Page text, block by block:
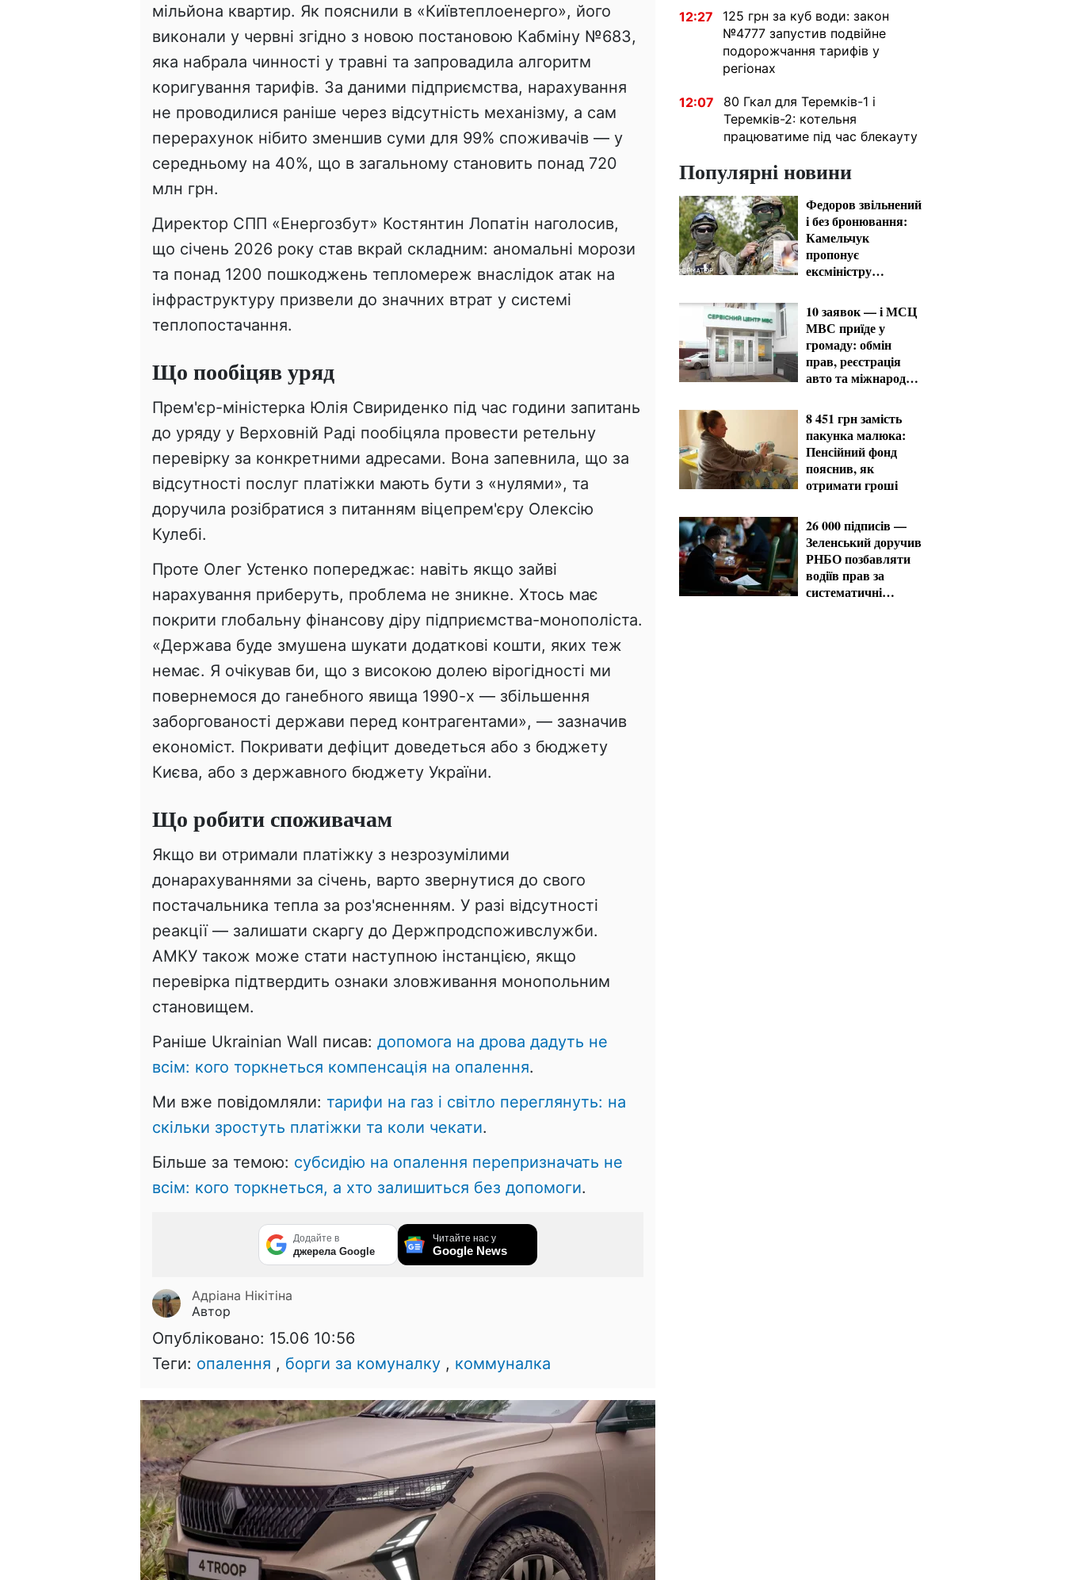
мільйона квартир. Як пояснили в «Київтеплоенерго», його
виконали у червні згідно з новою постановою Кабміну №683,
яка набрала чинності у травні та запровадила алгоритм
коригування тарифів. За даними підприємства, нарахування
не проводилися раніше через відсутність механізму, а сам
перерахунок нібито зменшив суми для 99% споживачів — у
середньому на 40%, що в загальному становить понад 720
млн грн.
Директор СПП «Енергозбут» Костянтин Лопатін наголосив,
що січень 2026 року став вкрай складним: аномальні морози
та понад 1200 пошкоджень тепломереж внаслідок атак на
інфраструктуру призвели до значних втрат у системі
теплопостачання.
Що пообіцяв уряд
Прем'єр-міністерка Юлія Свириденко під час години запитань
до уряду у Верховній Раді пообіцяла провести ретельну
перевірку за конкретними адресами. Вона запевнила, що за
відсутності послуг платіжки мають бути з «нулями», та
доручила розібратися з питанням віцепрем'єру Олексію
Кулебі.
Проте Олег Устенко попереджає: навіть якщо зайві
нарахування приберуть, проблема не зникне. Хтось має
покрити глобальну фінансову діру підприємства-монополіста.
«Держава буде змушена шукати додаткові кошти, яких теж
немає. Я очікував би, що з високою долею вірогідності ми
повернемося до ганебного явища 1990-х — збільшення
заборгованості держави перед контрагентами», — зазначив
економіст. Покривати дефіцит доведеться або з бюджету
Києва, або з державного бюджету України.
Що робити споживачам
Якщо ви отримали платіжку з незрозумілими
донарахуваннями за січень, варто звернутися до свого
постачальника тепла за роз'ясненням. У разі відсутності
реакції — залишати скаргу до Держпродспоживслужби.
АМКУ також може стати наступною інстанцією, якщо
перевірка підтвердить ознаки зловживання монопольним
становищем.
Раніше Ukrainian Wall писав: допомога на дрова дадуть не
всім: кого торкнеться компенсація на опалення.
Ми вже повідомляли: тарифи на газ і світло переглянуть: на
скільки зростуть платіжки та коли чекати.
Більше за темою: субсидію на опалення перепризначать не
всім: кого торкнеться, а хто залишиться без допомоги.
Додайте в
джерела Google
Читайте нас у
Google News
Адріана Нікітіна
Автор
Опубліковано: 15.06 10:56
Теги: опалення , борги за комуналку , коммуналка
12:27
125 грн за куб води: закон
№4777 запустив подвійне
подорожчання тарифів у
регіонах
12:07
80 Гкал для Теремків-1 і
Теремків-2: котельня
працюватиме під час блекауту
Популярні новини
Федоров звільнений
і без бронювання:
Камельчук
пропонує
ексміністру
загальних умовах
10 заявок — і МСЦ
МВС приїде у
громаду: обмін
прав, реєстрація
авто та міжнародне
8 451 грн замість
пакунка малюка:
Пенсійний фонд
пояснив, як
отримати гроші
26 000 підписів —
Зеленський доручив
РНБО позбавляти
водіїв прав за
систематичні